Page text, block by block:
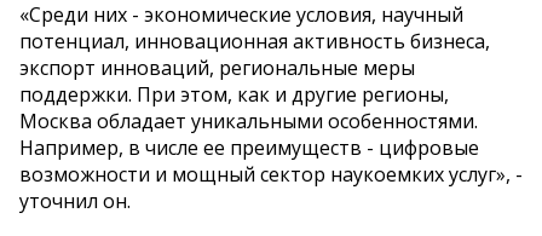
«Среди них - экономические условия, научный
потенциал, инновационная активность бизнеса,
экспорт инноваций, региональные меры
поддержки. При этом, как и другие регионы,
Москва обладает уникальными особенностями.
Например, в числе ее преимуществ - цифровые
возможности и мощный сектор наукоемких услуг», -
уточнил он.